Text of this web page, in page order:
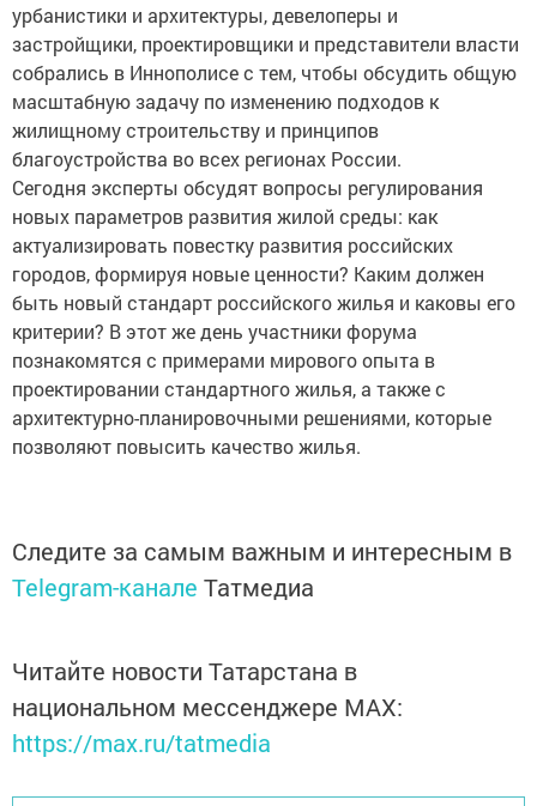
урбанистики и архитектуры, девелоперы и
застройщики, проектировщики и представители власти
собрались в Иннополисе с тем, чтобы обсудить общую
масштабную задачу по изменению подходов к
жилищному строительству и принципов
благоустройства во всех регионах России.
Сегодня эксперты обсудят вопросы регулирования
новых параметров развития жилой среды: как
актуализировать повестку развития российских
городов, формируя новые ценности? Каким должен
быть новый стандарт российского жилья и каковы его
критерии? В этот же день участники форума
познакомятся с примерами мирового опыта в
проектировании стандартного жилья, а также с
архитектурно-планировочными решениями, которые
позволяют повысить качество жилья.
Следите за самым важным и интересным в
Telegram-канале Татмедиа
Читайте новости Татарстана в
национальном мессенджере MАХ:
https://max.ru/tatmedia